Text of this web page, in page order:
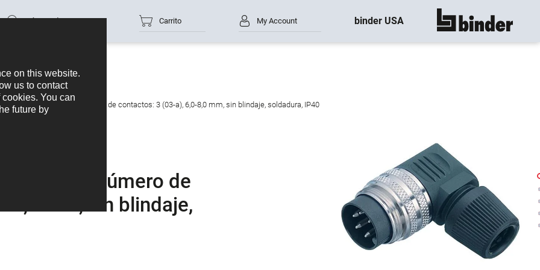
Número de parte Carrito My Account binder USA mostrar todo
macho en ángulo, Número de contactos: 3 (03-a), 6,0-8,0 mm, sin blindaje, soldadura, IP40
ángulo, Número de
8,0 mm, sin blindaje,